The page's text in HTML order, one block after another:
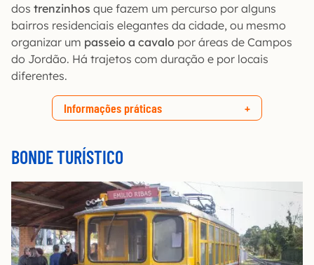
dos trenzinhos que fazem um percurso por alguns
bairros residenciais elegantes da cidade, ou mesmo
organizar um passeio a cavalo por áreas de Campos
do Jordão. Há trajetos com duração e por locais
diferentes.
Informações práticas
BONDE TURÍSTICO